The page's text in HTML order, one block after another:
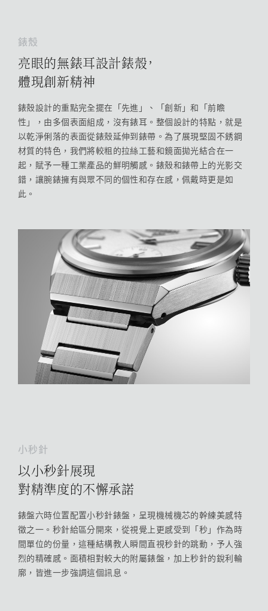
錶殼
亮眼的無錶耳設計錶殼，
體現創新精神
錶殼設計的重點完全擺在「先進」、「創新」和「前瞻
性」，由多個表面組成，沒有錶耳。整個設計的特點，就是
以乾淨俐落的表面從錶殼延伸到錶帶。為了展現堅固不銹鋼
材質的特色，我們將較粗的拉絲工藝和鏡面拋光結合在一
起，賦予一種工業產品的鮮明觸感。錶殼和錶帶上的光影交
錯，讓腕錶擁有與眾不同的個性和存在感，佩戴時更是如
此。
小秒針
以小秒針展現
對精準度的不懈承諾
錶盤六時位置配置小秒針錶盤，呈現機械機芯的幹練美感特
徵之一。秒針給區分開來，從視覺上更感受到「秒」作為時
間單位的份量，這種結構教人瞬間直視秒針的跳動，予人強
烈的精確感。面積相對較大的附屬錶盤，加上秒針的銳利輪
廓，皆進一步強調這個訊息。